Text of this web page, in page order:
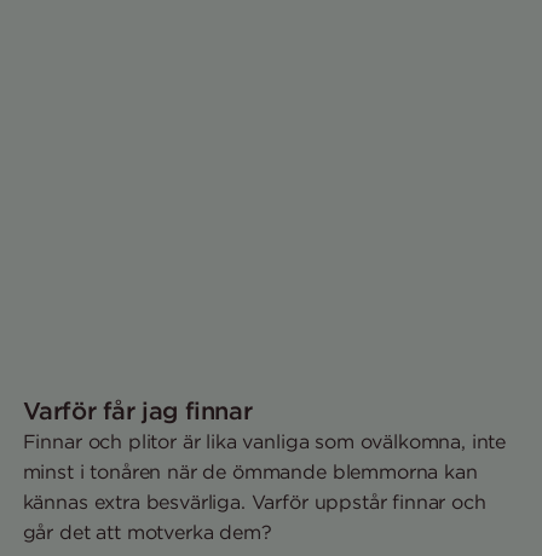
Varför får jag finnar
Finnar och plitor är lika vanliga som ovälkomna, inte
minst i tonåren när de ömmande blemmorna kan
kännas extra besvärliga. Varför uppstår finnar och
går det att motverka dem?